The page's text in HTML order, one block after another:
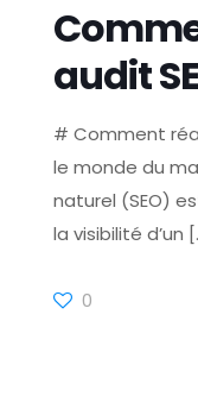
audit
# Comment
le monde du
naturel (SEO)
la visibilité d’un
0